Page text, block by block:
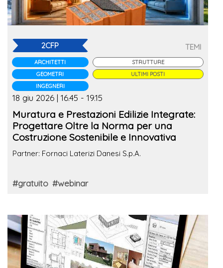
2CFP
ARCHITETTI
GEOMETRI
INGEGNERI
TEMI
STRUTTURE
ULTIMI POSTI
18 giu 2026 | 16.45 - 19.15
Muratura e Prestazioni Edilizie Integrate:
Progettare Oltre la Norma per una
Costruzione Sostenibile e Innovativa
Partner: Fornaci Laterizi Danesi S.p.A.
#gratuito #webinar